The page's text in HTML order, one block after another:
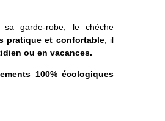
garde-robe, le chèche
pratique et confortable, il
ou en vacances.
100% écologiques